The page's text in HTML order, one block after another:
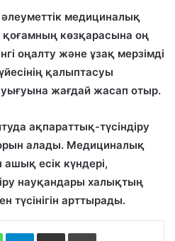
медициналық
көзқарасына оң
оңалту және ұзақ мерзімді
қалыптасуы
жағдай жасап отыр.
ақпараттық-түсіндіру
алады. Медициналық
ашық есік күндері,
науқандары халықтың
түсінігін арттырады.
WhatsApp Telegram